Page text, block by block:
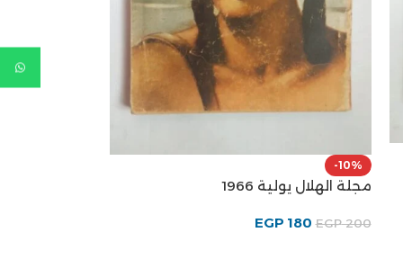
-10%
مجلة الهلال يولية 1966
EGP200
EGP 180